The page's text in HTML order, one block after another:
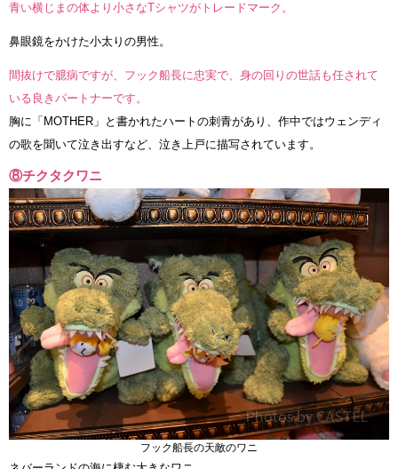
青い横じまの体より小さなTシャツがトレードマーク。
鼻眼鏡をかけた小太りの男性。
間抜けで臆病ですが、フック船長に忠実で、身の回りの世話も任されて
いる良きパートナーです。
胸に「MOTHER」と書かれたハートの刺青があり、作中ではウェンディ
の歌を聞いて泣き出すなど、泣き上戸に描写されています。
⑧チクタクワニ
フック船長の天敵のワニ